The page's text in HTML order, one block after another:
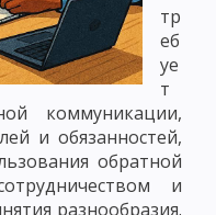
тр
еб
уе
т
коммуникации,
и обязанностей,
обратной
и
разнообразия.